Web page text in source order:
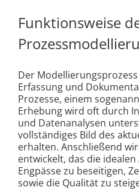
Funktionsweise
Der
Erfassung und
Prozesse, einem
Erhebung wird oft durch
und Datenanalysen
vollständiges Bild des
erhalten. Anschließend
entwickelt, das die
Engpässe zu beseitigen,
sowie die Qualität zu